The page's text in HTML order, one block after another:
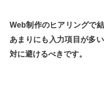
Web制作のヒアリングで
あまりにも入力項目が多
対に避けるべきです。